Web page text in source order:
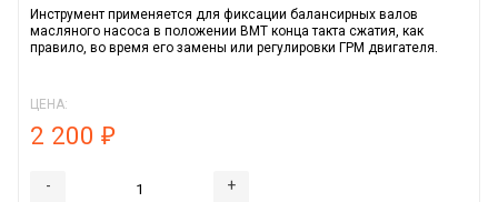
Инструмент применяется для фиксации балансирных валов
масляного насоса в положении ВМТ конца такта сжатия, как
правило, во время его замены или регулировки ГРМ двигателя.
ЦЕНА:
2 200 ₽
- +